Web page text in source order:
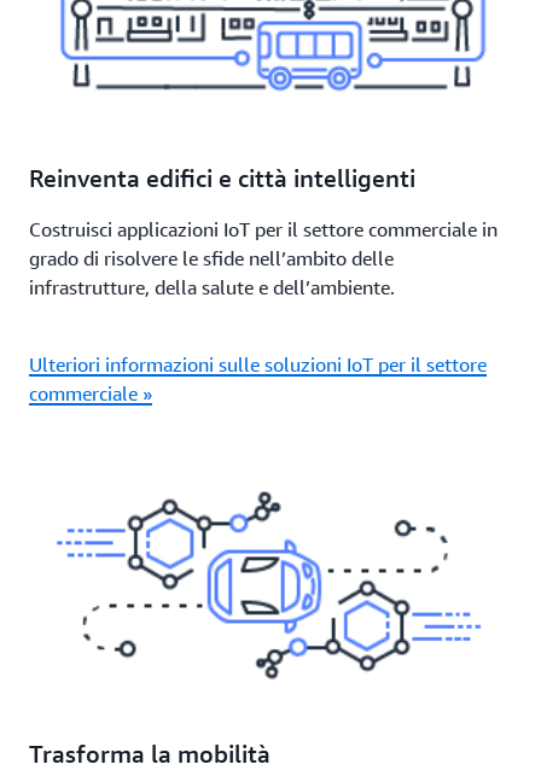
Reinventa edifici e città intelligenti
Costruisci applicazioni IoT per il settore commerciale in
grado di risolvere le sfide nell’ambito delle
infrastrutture, della salute e dell’ambiente.
Ulteriori informazioni sulle soluzioni IoT per il settore
commerciale »
Trasforma la mobilità